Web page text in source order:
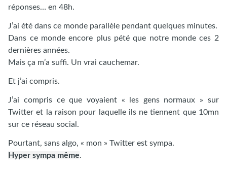
réponses… en 48h.
J’ai été dans ce monde parallèle pendant quelques minutes.
Dans ce monde encore plus pété que notre monde ces 2
dernières années.
Mais ça m’a suffi. Un vrai cauchemar.
Et j’ai compris.
J’ai compris ce que voyaient « les gens normaux » sur
Twitter et la raison pour laquelle ils ne tiennent que 10mn
sur ce réseau social.
Pourtant, sans algo, « mon » Twitter est sympa.
Hyper sympa même.